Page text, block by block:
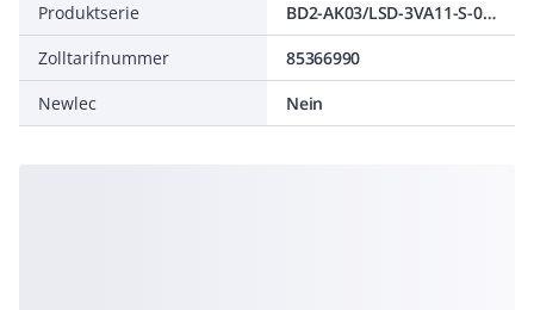
Produktserie
BD2-AK03/LSD-3VA11-S-063-3-TM240
Zolltarifnummer
85366990
Newlec
Nein